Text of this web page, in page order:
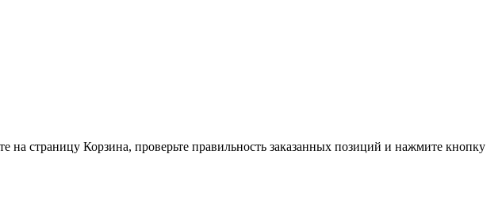
на страницу Корзина, проверьте правильность заказанных позиций и нажмите кнопку